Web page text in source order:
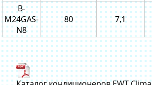
B-
M24GAS-
N8
80 7,1